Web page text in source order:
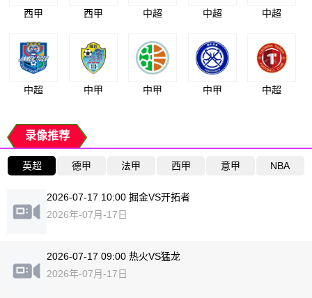
西甲 西甲 中超 中超 中超
中超 中甲 中甲 中甲 中超
录像推荐
英超 德甲 法甲 西甲 意甲 NBA
2026-07-17 10:00 掘金VS开拓者
2026年-07月-17日
2026-07-17 09:00 热火VS猛龙
2026年-07月-17日